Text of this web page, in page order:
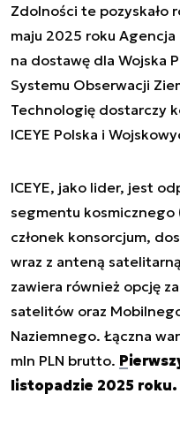
Zdolności te pozyskało
maju 2025 roku Agencja
na dostawę dla Wojska
Systemu Obserwacji
Technologię dostarczy
ICEYE Polska i
ICEYE, jako lider, jest
segmentu kosmicznego
członek konsorcjum,
wraz z anteną
zawiera również opcję
satelitów oraz
Naziemnego. Łączna
mln PLN brutto.
listopadzie 2025 roku.